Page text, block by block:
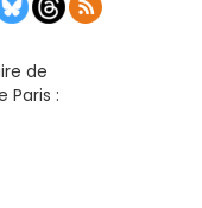
de
Paris :